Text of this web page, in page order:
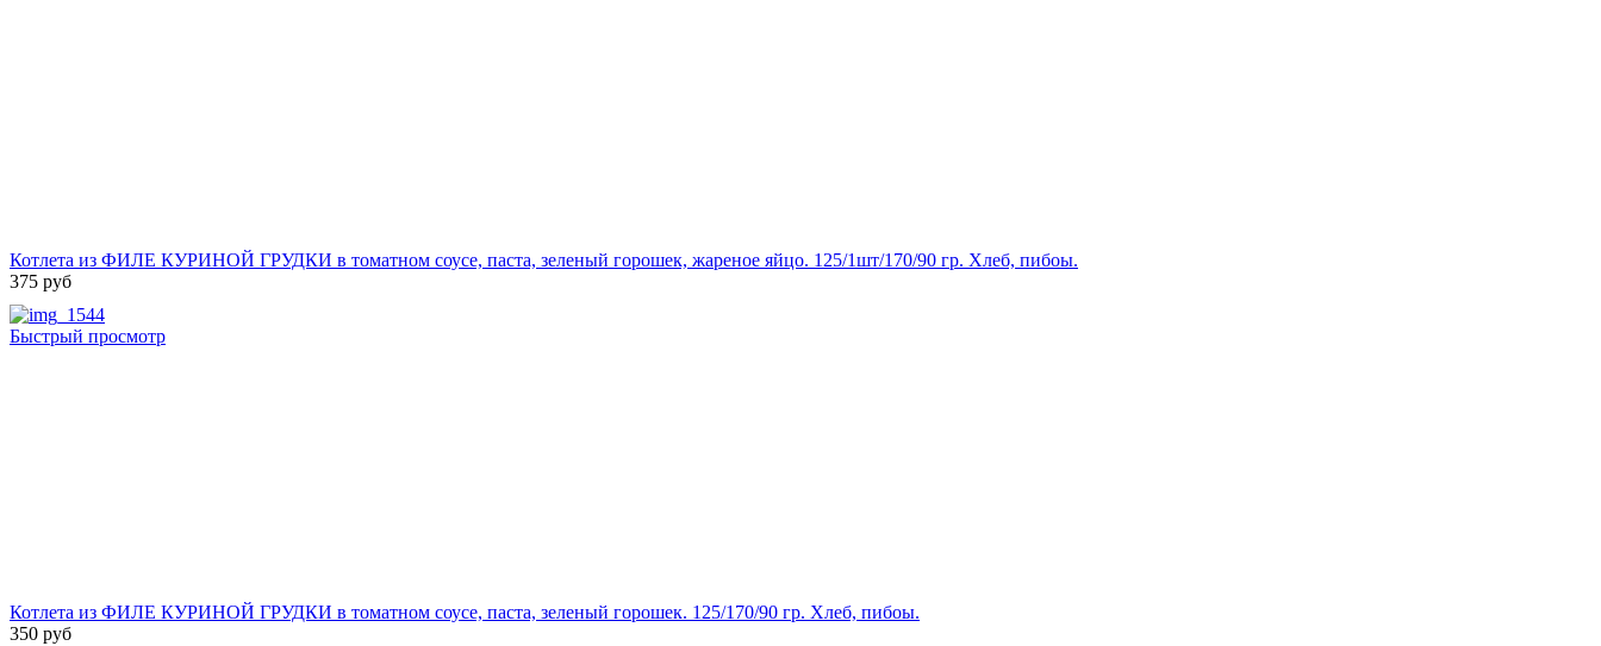
Котлета из ФИЛЕ КУРИНОЙ ГРУДКИ в томатном соусе, паста, зеленый горошек, жареное яйцо. 125/1шт/170/90 гр. Хлеб, пибоы.
375 руб
Быстрый просмотр
Котлета из ФИЛЕ КУРИНОЙ ГРУДКИ в томатном соусе, паста, зеленый горошек. 125/170/90 гр. Хлеб, пибоы.
350 руб